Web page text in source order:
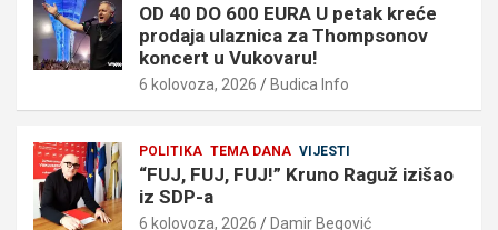
OD 40 DO 600 EURA U petak kreće
prodaja ulaznica za Thompsonov
koncert u Vukovaru!
6 kolovoza, 2026 Budica Info
POLITIKA TEMA DANA VIJESTI
“FUJ, FUJ, FUJ!” Kruno Raguž izišao
iz SDP-a
6 kolovoza, 2026 Damir Begović